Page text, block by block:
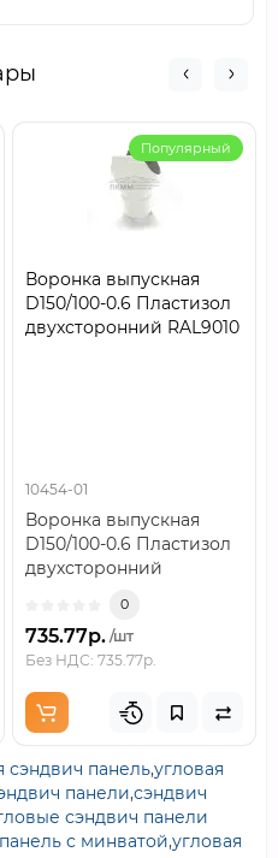
Популярный
Воронка выпускная
D150/100-0.6 Пластизол
двухсторонний RAL9010
10454-01
Воронка выпускная
D150/100-0.6 Пластизол
двухсторонний
0
735.77р. /шт
Без НДС: 735.77р.
сэндвич панель,угловая
панели,сэндвич
сэндвич панели
с минватой,угловая